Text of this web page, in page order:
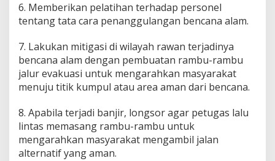
6. Memberikan pelatihan terhadap personel
tentang tata cara penanggulangan bencana alam.
7. Lakukan mitigasi di wilayah rawan terjadinya
bencana alam dengan pembuatan rambu-rambu
jalur evakuasi untuk mengarahkan masyarakat
menuju titik kumpul atau area aman dari bencana.
8. Apabila terjadi banjir, longsor agar petugas lalu
lintas memasang rambu-rambu untuk
mengarahkan masyarakat mengambil jalan
alternatif yang aman.